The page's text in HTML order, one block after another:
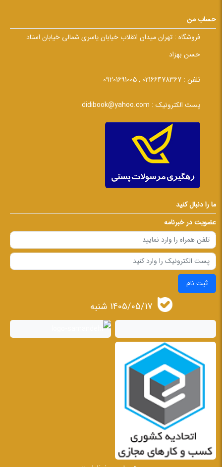
حساب من
فروشگاه : تهران میدان انقلاب خیابان یاسری شمالی خیابان استاد
حسن بهزاد
تلفن : 02166478367 , 09201691005
پست الکترونیک : didibook@yahoo.com
ما را دنبال کنید
عضویت در خبرنامه
ثبت نام
1405/05/17 شنبه